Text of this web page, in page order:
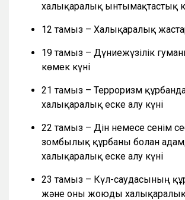
халықаралық ынтымақтастық
12 тамыз – Халықаралық
19 тамыз – Дүниежүзілік
көмек күні
21 тамыз – Терроризм
халықаралық еске алу күні
22 тамыз – Дін немесе сенім
зомбылық құрбаны болған
халықаралық еске алу күні
23 тамыз – Күл-саудасының
және оны жоюды халықаралық